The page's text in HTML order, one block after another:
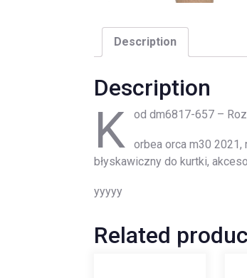
Description
Description
K od dm6817-657 –
orbea orca m30 2021,
błyskawiczny do kurtki,
yyyyy
Related